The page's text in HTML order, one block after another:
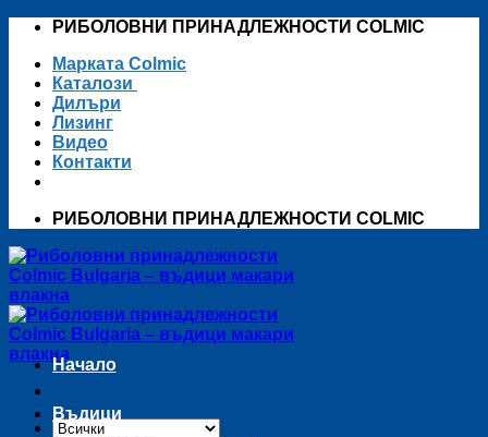
Skip
content
РИБОЛОВНИ ПРИНАДЛЕЖНОСТИ COLMIC
Марката Colmic
Каталози
Дилъри
Лизинг
Видео
Контакти
РИБОЛОВНИ ПРИНАДЛЕЖНОСТИ COLMIC
Начало
Въдици